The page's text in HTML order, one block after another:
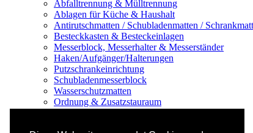
Abfalltrennung & Mülltrennung
Ablagen für Küche & Haushalt
Antirutschmatten / Schubladenmatten /
Besteckkasten & Besteckeinlagen
Messerblock, Messerhalter & Messerständer
Haken/Aufgänger/Halterungen
Putzschrankeinrichtung
Schubladenmesserblock
Wasserschutzmatten
Ordnung & Zusatzstauraum